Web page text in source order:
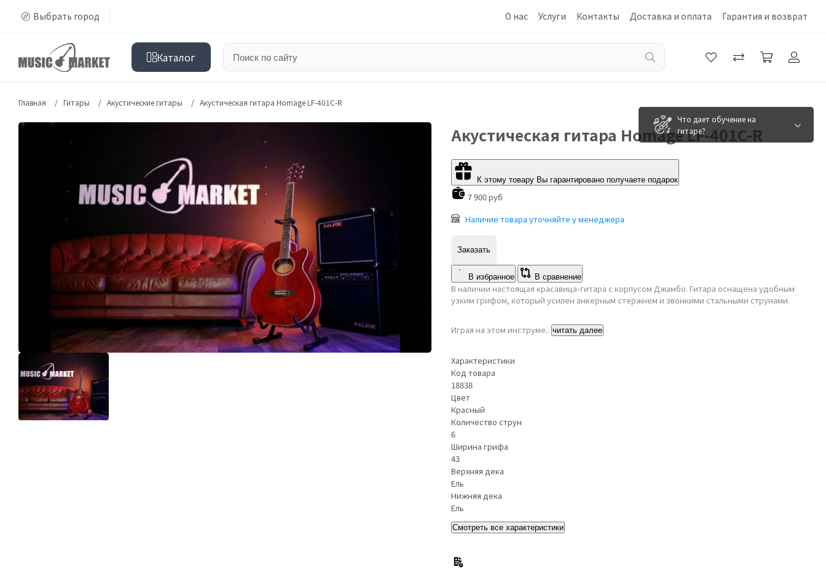
Выбрать город О нас Услуги Контакты Доставка и оплата Гарантия и возврат
Каталог
Главная Гитары Акустические гитары
Акустическая гитара Homage LF-401C-R
Что дает обучение на
гитаре?
Акустическая гитара Homage LF-401C-R
К этому товару Вы гарантировано получаете подарок
7 900 руб
Наличие товара уточняйте у менеджера
Заказать
В избранное В сравнение
В наличии настоящая красавица-гитара с корпусом Джамбо. Гитара оснащена удобным
узким грифом, который усилен анкерным стержнем и звонкими стальными струнами.
Играя на этом инструме.. читать далее
Характеристики
Код товара
18838
Цвет
Красный
Количество струн
6
Ширина грифа
43
Верхняя дека
Ель
Нижняя дека
Ель
Смотреть все характеристики